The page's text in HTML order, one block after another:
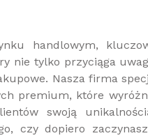
handlowym,
nie tylko przyciąga
Nasza firma
premium, które
swoją
czy dopiero